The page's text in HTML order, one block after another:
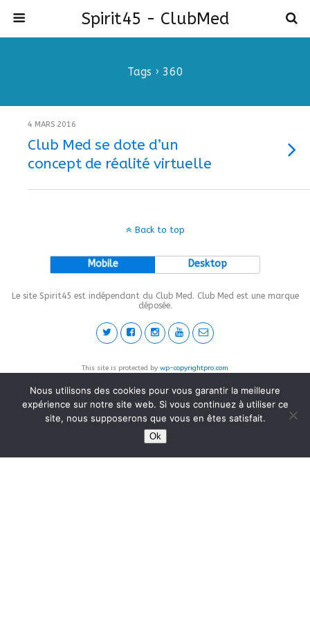
Spirit45 - ClubMed
Tags › 360
4 MARS 2016
Club Med se dote d’un
concept de réalité virtuelle
Back to top
Mobile Desktop
Le site Spirit45 est indépendant du Club Med. Club Med est une marque
déposée.
This site is protected by wp-copyrightpro.com
Nous utilisons des cookies pour vous garantir la meilleure
expérience sur notre site web. Si vous continuez à utiliser ce
site, nous supposerons que vous en êtes satisfait.
Ok